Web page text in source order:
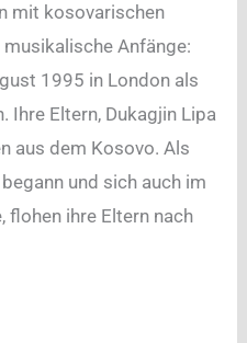
mit kosovarischen
musikalische Anfänge:
1995 in London als
Ihre Eltern, Dukagjin Lipa
aus dem Kosovo. Als
und sich auch im
flohen ihre Eltern nach